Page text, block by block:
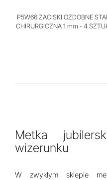
P5W66 ZACISKI OZDOBNE STAL
CHIRURGICZNA 1 mm - 4
Metka
wizerunku
W zwykłym sklepie